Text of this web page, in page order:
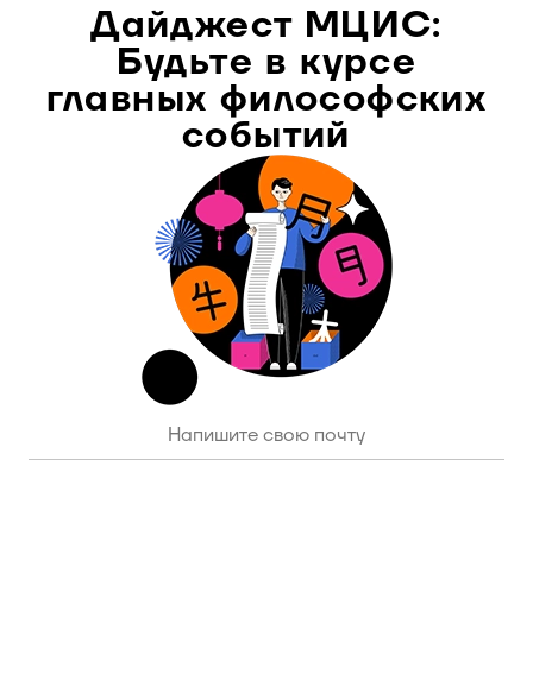
Дайджест МЦИС:
Будьте в курсе
главных философских
событий